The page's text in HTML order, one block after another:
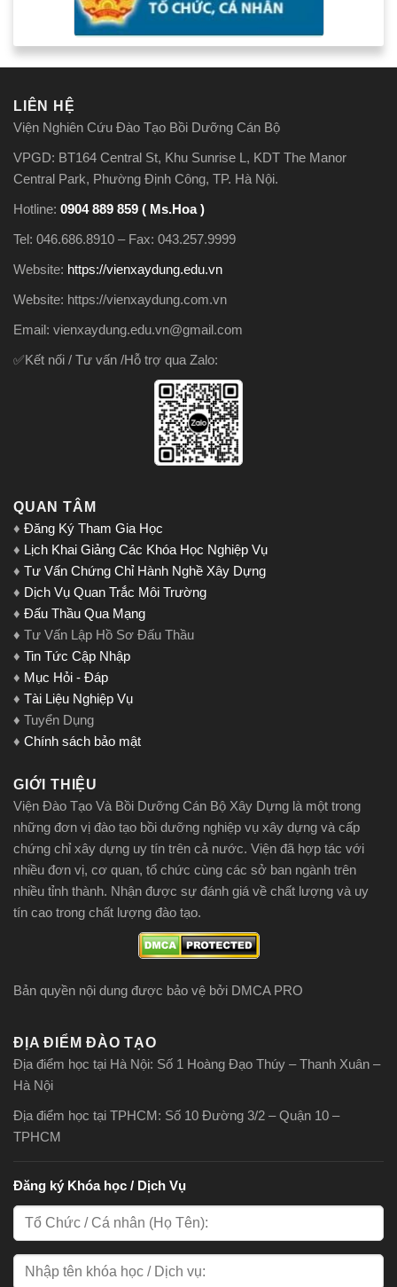
LIÊN HỆ
Viện Nghiên Cứu Đào Tạo Bồi Dưỡng Cán Bộ
VPGD: BT164 Central St, Khu Sunrise L, KDT The Manor
Central Park, Phường Định Công, TP. Hà Nội.
Hotline: 0904 889 859 ( Ms.Hoa )
Tel: 046.686.8910 – Fax: 043.257.9999
Website: https://vienxaydung.edu.vn
Website: https://vienxaydung.com.vn
Email: vienxaydung.edu.vn@gmail.com
✅Kết nối / Tư vấn /Hỗ trợ qua Zalo:
QUAN TÂM
♦ Đăng Ký Tham Gia Học
♦ Lịch Khai Giảng Các Khóa Học Nghiệp Vụ
♦ Tư Vấn Chứng Chỉ Hành Nghề Xây Dựng
♦ Dịch Vụ Quan Trắc Môi Trường
♦ Đấu Thầu Qua Mạng
♦ Tư Vấn Lập Hồ Sơ Đấu Thầu
♦ Tin Tức Cập Nhập
♦ Mục Hỏi - Đáp
♦ Tài Liệu Nghiệp Vụ
♦ Tuyển Dụng
♦ Chính sách bảo mật
GIỚI THIỆU
Viện Đào Tạo Và Bồi Dưỡng Cán Bộ Xây Dựng là một trong
những đơn vị đào tạo bồi dưỡng nghiệp vụ xây dựng và cấp
chứng chỉ xây dựng uy tín trên cả nước. Viện đã hợp tác với
nhiều đơn vị, cơ quan, tổ chức cùng các sở ban ngành trên
nhiều tỉnh thành. Nhận được sự đánh giá về chất lượng và uy
tín cao trong chất lượng đào tạo.
Bản quyền nội dung được bảo vệ bởi DMCA PRO
ĐỊA ĐIỂM ĐÀO TẠO
Địa điểm học tại Hà Nội: Số 1 Hoàng Đạo Thúy – Thanh Xuân –
Hà Nội
Địa điểm học tại TPHCM: Số 10 Đường 3/2 – Quận 10 –
TPHCM
Đăng ký Khóa học / Dịch Vụ